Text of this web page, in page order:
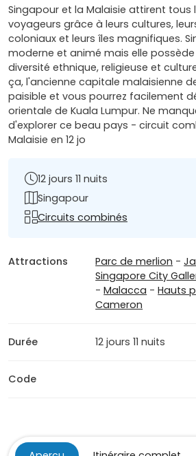
Singapour et la Malaisie attirent tous
voyageurs grâce à leurs cultures,
coloniaux et leurs îles magnifiques.
moderne et animé mais elle
diversité ethnique, religieuse et
ça, l'ancienne capitale malaisienne
paisible et vous pourrez facilement
orientale de Kuala Lumpur. Ne
d'explorer ce beau pays - circuit
Malaisie en 12 jo
12 jours 11 nuits
Singapour
Circuits combinés
Attractions Parc de merlion -
Singapore City
-Malacca -Hauts
Cameron
Durée 12 jours 11 nuits
Code